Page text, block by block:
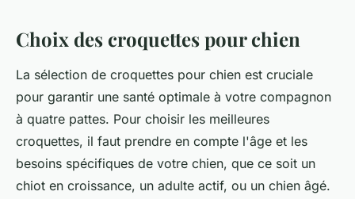
Choix des croquettes pour chien
La sélection de croquettes pour chien est cruciale
pour garantir une santé optimale à votre compagnon
à quatre pattes. Pour choisir les meilleures
croquettes, il faut prendre en compte l'âge et les
besoins spécifiques de votre chien, que ce soit un
chiot en croissance, un adulte actif, ou un chien âgé.